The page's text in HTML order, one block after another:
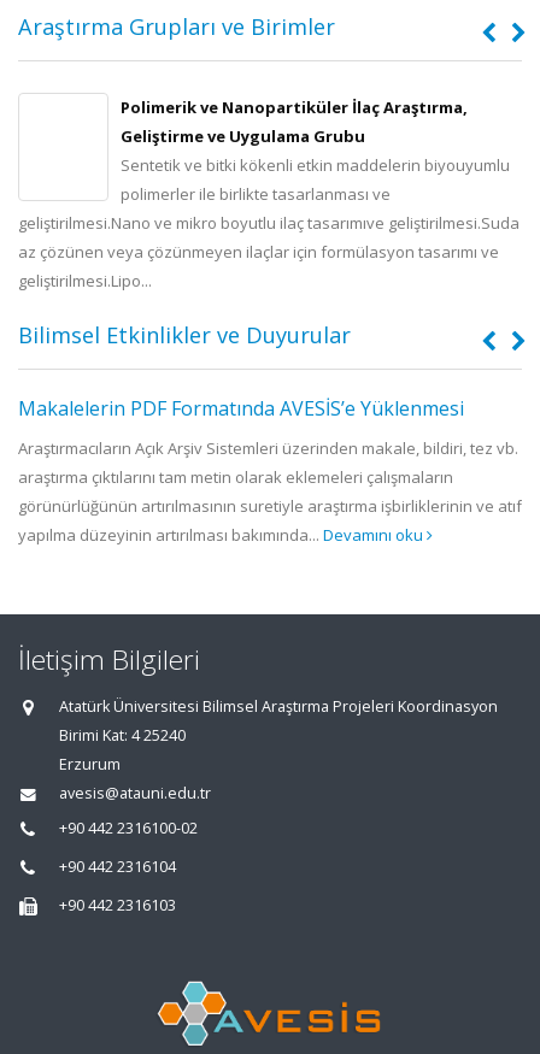
Araştırma Grupları ve Birimler
Polimerik ve Nanopartiküler İlaç Araştırma,
Geliştirme ve Uygulama Grubu
Sentetik ve bitki kökenli etkin maddelerin biyouyumlu
polimerler ile birlikte tasarlanması ve
geliştirilmesi.Nano ve mikro boyutlu ilaç tasarımıve geliştirilmesi.Suda
az çözünen veya çözünmeyen ilaçlar için formülasyon tasarımı ve
geliştirilmesi.Lipo...
Bilimsel Etkinlikler ve Duyurular
Makalelerin PDF Formatında AVESİS’e Yüklenmesi
Araştırmacıların Açık Arşiv Sistemleri üzerinden makale, bildiri, tez vb.
araştırma çıktılarını tam metin olarak eklemeleri çalışmaların
görünürlüğünün artırılmasının suretiyle araştırma işbirliklerinin ve atıf
yapılma düzeyinin artırılması bakımında... Devamını oku
İletişim Bilgileri
Atatürk Üniversitesi Bilimsel Araştırma Projeleri Koordinasyon
Birimi Kat: 4 25240
Erzurum
avesis@atauni.edu.tr
+90 442 2316100-02
+90 442 2316104
+90 442 2316103